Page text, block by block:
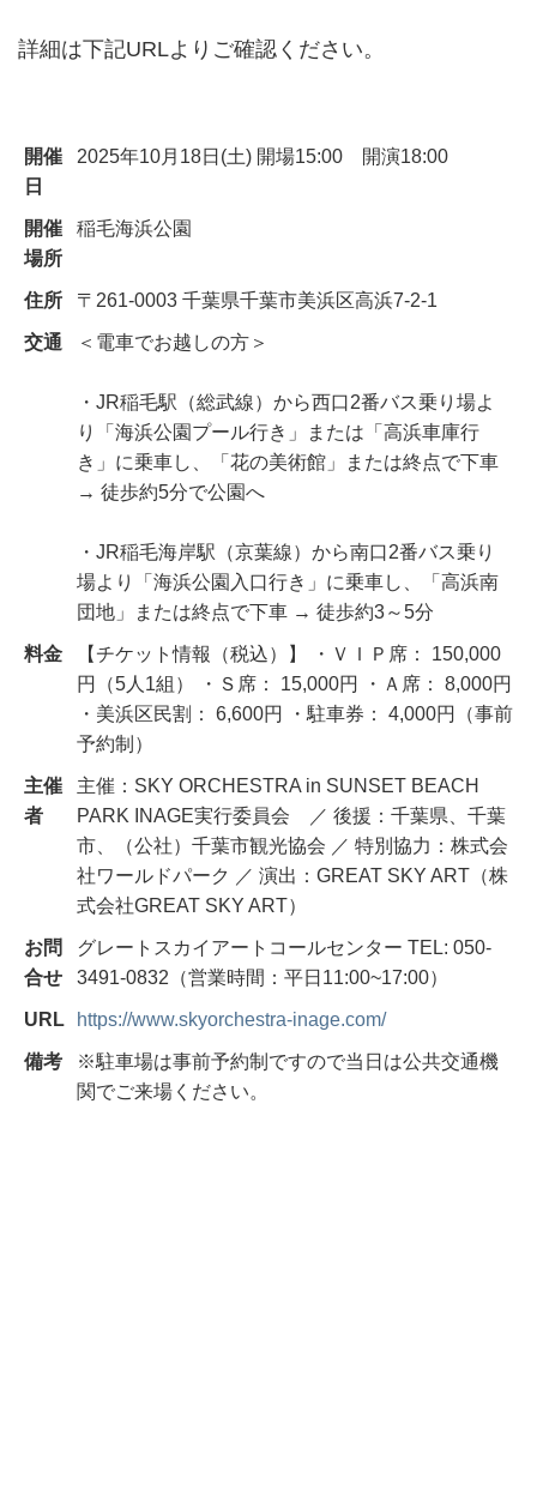
詳細は下記URLよりご確認ください。
開催
日
2025年10月18日(土) 開場15:00 開演18:00
開催
場所
稲毛海浜公園
住所
〒261-0003 千葉県千葉市美浜区高浜7-2-1
交通
＜電車でお越しの方＞
・JR稲毛駅（総武線）から西口2番バス乗り場よ
り「海浜公園プール行き」または「高浜車庫行
き」に乗車し、「花の美術館」または終点で下車
→ 徒歩約5分で公園へ
・JR稲毛海岸駅（京葉線）から南口2番バス乗り
場より「海浜公園入口行き」に乗車し、「高浜南
団地」または終点で下車 → 徒歩約3～5分
料金
【チケット情報（税込）】 ・ＶＩＰ席： 150,000
円（5人1組） ・Ｓ席： 15,000円 ・Ａ席： 8,000円
・美浜区民割： 6,600円 ・駐車券： 4,000円（事前
予約制）
主催
者
主催：SKY ORCHESTRA in SUNSET BEACH
PARK INAGE実行委員会 ／ 後援：千葉県、千葉
市、（公社）千葉市観光協会 ／ 特別協力：株式会
社ワールドパーク ／ 演出：GREAT SKY ART（株
式会社GREAT SKY ART）
お問
合せ
グレートスカイアートコールセンター TEL: 050-
3491-0832（営業時間：平日11:00~17:00）
URL
https://www.skyorchestra-inage.com/
備考
※駐車場は事前予約制ですので当日は公共交通機
関でご来場ください。